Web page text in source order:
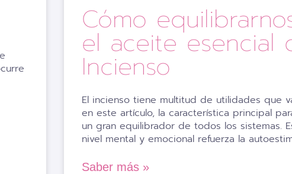
Cómo
el aceite esencial
Incienso
El incienso tiene multitud de utilidades que
en este artículo, la característica principal
un gran equilibrador de todos los sistemas.
nivel mental y emocional refuerza la
Saber más »